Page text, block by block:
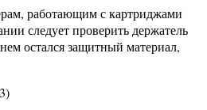
работающим с картриджами
следует проверить держатель
остался защитный материал,